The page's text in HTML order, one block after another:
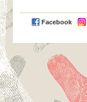
Facebook